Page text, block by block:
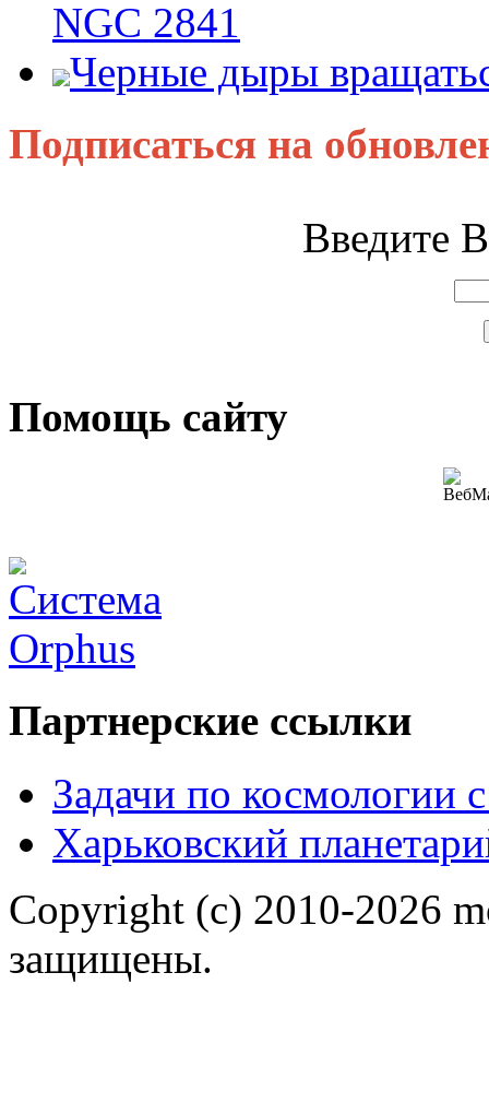
NGC 2841
Черные дыры
Подписаться на
Введите
Помощь сайту
Партнерские ссылки
Задачи по космологии
Харьковский
Copyright (c) 2010-2026
защищены.